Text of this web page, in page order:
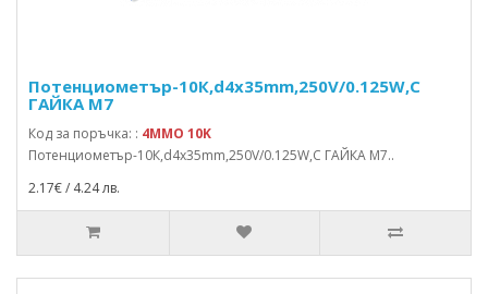
Потенциометър-10К,d4x35mm,250V/0.125W,С
ГАЙКА M7
Код за поръчка: : 4MMO 10K
Потенциометър-10К,d4x35mm,250V/0.125W,С ГАЙКА M7..
2.17€ / 4.24 лв.